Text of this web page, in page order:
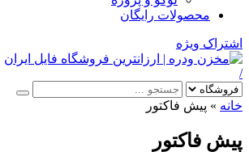
محصولات رایگان
اشتراک ویژه
/
خانه » پیش فاکتور
پیش فاکتور